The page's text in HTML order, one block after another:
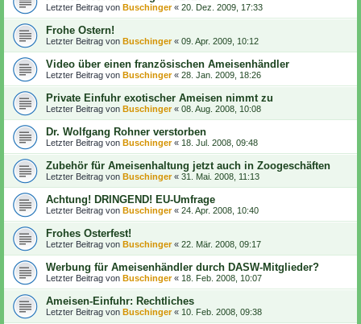
Letzter Beitrag von Buschinger« 20. Dez. 2009, 17:33
Frohe Ostern!
Letzter Beitrag von Buschinger« 09. Apr. 2009, 10:12
Video über einen französischen Ameisenhändler
Letzter Beitrag von Buschinger« 28. Jan. 2009, 18:26
Private Einfuhr exotischer Ameisen nimmt zu
Letzter Beitrag von Buschinger« 08. Aug. 2008, 10:08
Dr. Wolfgang Rohner verstorben
Letzter Beitrag von Buschinger« 18. Jul. 2008, 09:48
Zubehör für Ameisenhaltung jetzt auch in Zoogeschäften
Letzter Beitrag von Buschinger« 31. Mai. 2008, 11:13
Achtung! DRINGEND! EU-Umfrage
Letzter Beitrag von Buschinger« 24. Apr. 2008, 10:40
Frohes Osterfest!
Letzter Beitrag von Buschinger« 22. Mär. 2008, 09:17
Werbung für Ameisenhändler durch DASW-Mitglieder?
Letzter Beitrag von Buschinger« 18. Feb. 2008, 10:07
Ameisen-Einfuhr: Rechtliches
Letzter Beitrag von Buschinger« 10. Feb. 2008, 09:38